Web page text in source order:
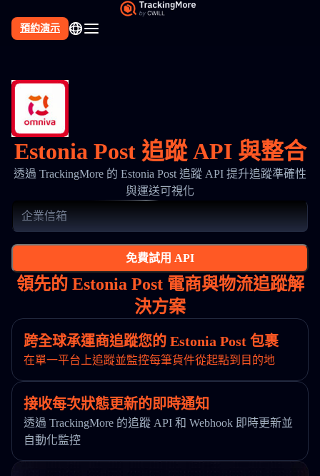
預約演示
Estonia Post 追蹤 API 與整合
透過 TrackingMore 的 Estonia Post 追蹤 API 提升追蹤準確性
與運送可視化
免費試用 API
領先的 Estonia Post 電商與物流追蹤解
決方案
跨全球承運商追蹤您的 Estonia Post 包裹
在單一平台上追蹤並監控每筆貨件從起點到目的地
接收每次狀態更新的即時通知
透過 TrackingMore 的追蹤 API 和 Webhook 即時更新並
自動化監控